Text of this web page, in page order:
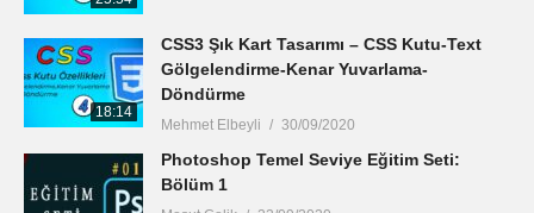
18:14
CSS3 Şık Kart Tasarımı – CSS Kutu-Text
Gölgelendirme-Kenar Yuvarlama-
Döndürme
Mehmet Elbeyli 30/09/2020
Photoshop Temel Seviye Eğitim Seti:
Bölüm 1